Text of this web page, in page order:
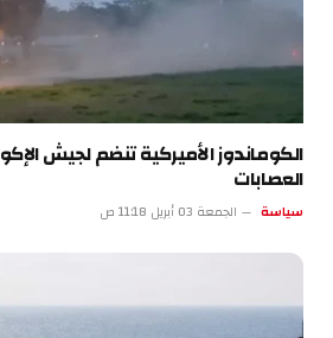
الكوماندوز الأميركية تنضم لجيش
العصابات
سياسة الجمعة 03 أبريل 11:18 ص